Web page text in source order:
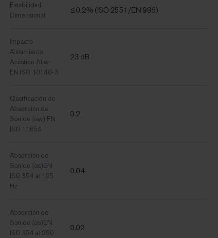
Estabilidad
Dimensional
≤0.2% (ISO 2551/EN 986)
Impacto
Aislamiento
Acústico ΔLw
EN ISO 10140-3
23 dB
Clasificación de
Absorción de
Sonido (αw) EN
ISO 11654
0.2
Absorción de
Sonido (αs)EN
ISO 354 at 125
Hz
0,04
Absorción de
Sonido (αs)EN
ISO 354 at 250
0,02